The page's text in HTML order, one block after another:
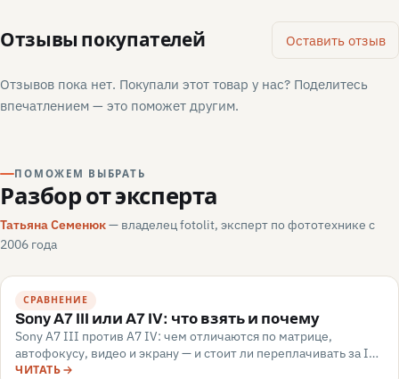
Отзывы покупателей Оставить отзыв
Отзывов пока нет. Покупали этот товар у нас? Поделитесь
впечатлением — это поможет другим.
ПОМОЖЕМ ВЫБРАТЬ
Разбор от эксперта
Татьяна Семенюк— владелец fotolit, эксперт по фототехнике с
2006 года
СРАВНЕНИЕ
Sony A7 III или A7 IV: что взять и почему
Sony A7 III против A7 IV: чем отличаются по матрице,
автофокусу, видео и экрану — и стоит ли переплачивать за IV.
Разбор для апгрейдера, июнь 2026.
ЧИТАТЬ